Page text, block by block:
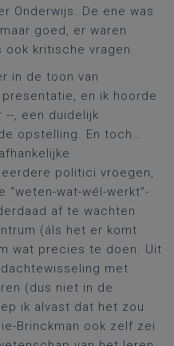
Onderwijs. De ene was
goed, er waren
ook kritische vragen.
in de toon van
en ik hoorde
--, een duidelijk
opstelling. En toch…
politici vroegen,
wat-wél-werkt”-
af te wachten
(áls het er komt
wat precies te doen. Uit
met
(dus niet in de
ik alvast dat het zou
Brinckman ook zelf zei